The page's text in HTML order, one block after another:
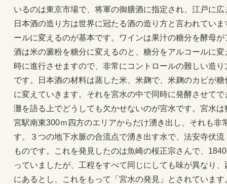
いるのは東京市場で、将軍の御膳酒に指定され、江戸に
日本酒の造り方は世界に冠たる酒の造り方と言われてい
ールに変えるのが基本です。ワインは果汁の糖分を酵母
酒は米の澱粉を糖分に変えるのと、糖分をアルコールに
時に進行させますので、非常にコントロールの難しい造
です。日本酒の材料は蒸した米、米麹で、米麹のカビが
に変えていきます。それを宮水の中で同時に発酵させて
灘を語る上でどうしても欠かせないのが宮水です。宮水
宮駅南東300ｍ四方のエリアからだけ湧き出し、それも非
す。３つの地下水脈の合流点で湧き出す水で、法安寺伏
ものです。これを発見したのは魚崎の桜正宗さんで、
っていましたが、工程をすべて同じにしても味が異なり
にあるとし、これをもって「宮水の発見」とされていま